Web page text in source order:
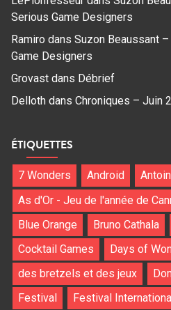
Serious Game Designers
Ramiro dans Suzon Beaussant
Game Designers
Grovast dans Débrief
Delloth dans Chroniques – Juin
ÉTIQUETTES
7 Wonders Android
As d'Or - Jeu de l'année de
Blue Orange
Bruno Cathala
Cocktail Games
Days of
des bretzels et des jeux
Festival
Festival